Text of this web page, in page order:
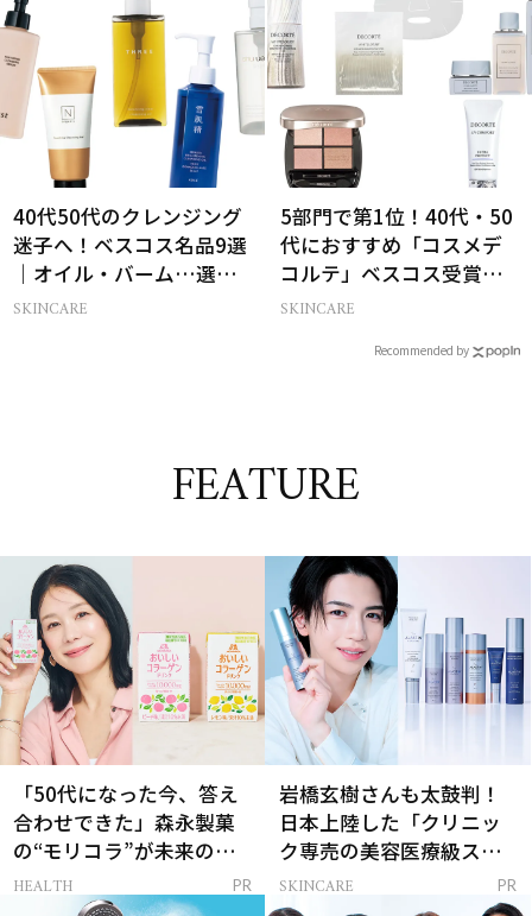
40代50代のクレンジング
迷子へ！ベスコス名品9選
｜オイル・バーム…選び
方の正解は？
SKINCARE
5部門で第1位！40代・50
代におすすめ「コスメデ
コルテ」ベスコス受賞名
品7選
SKINCARE
Recommended by
FEATURE
「50代になった今、答え
合わせできた」森永製菓
の“モリコラ”が未来のキ
レイを連れてくる！
HEALTH PR
岩橋玄樹さんも太鼓判！
日本上陸した「クリニッ
ク専売の美容医療級スキ
ンケア」
SKINCARE PR